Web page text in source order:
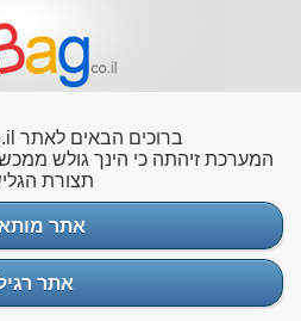
ברוכים הבאים לאתר www.abag.co.il
המערכת זיהתה כי הינך גולש
תצורת
אתר
אתר